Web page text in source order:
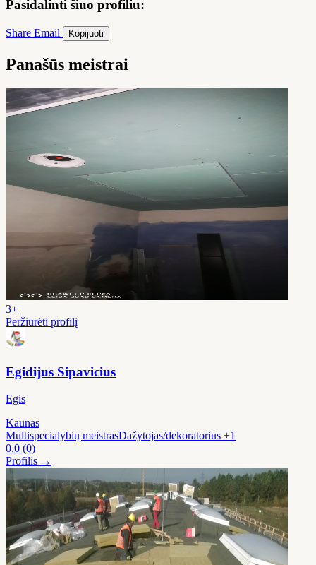
Pasidalinti šiuo profiliu:
Share Email Kopijuoti
Panašūs meistrai
3+
Peržiūrėti profilį
Egidijus Sipavicius
Egis
Kaunas
Multispecialybių meistrasDažytojas/dekoratorius +1
0.0 (0)
Profilis →